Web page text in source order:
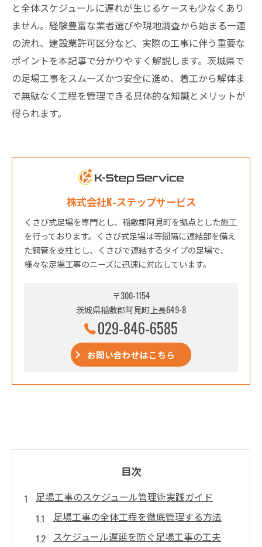
と全体スケジュールに遅れが生じるケースも少なくあり
ません。経験豊富な業者選びや現地調査から始まる一連
の流れ、建設業許可区分など、実際の工事に伴う重要な
ポイントを本記事で分かりやすく解説します。茨城県で
の足場工事をスムーズかつ安全に進め、着工から解体ま
で無駄なく工程を管理できる具体的な知識とメリットが
得られます。
株式会社K-ステップサービス
くさび式足場を専門とし、稲敷郡阿見町を拠点とした施工
を行っております。くさび式足場は等間隔に連結部を備え
た鋼管を支柱とし、くさびで連結するタイプの足場で、
様々な足場工事のニーズに迅速に対応しています。
〒300-1154
茨城県稲敷郡阿見町上長649-8
029-846-6585
お問い合わせはこちら
目次
足場工事のスケジュール管理術実践ガイド
足場工事の全体工程を徹底管理する方法
スケジュール遅延を防ぐ足場工事の工夫